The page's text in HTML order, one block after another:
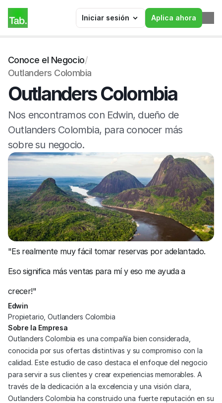
Iniciar sesión Aplica ahora
Conoce el Negocio/
Outlanders Colombia
Outlanders Colombia
Nos encontramos con Edwin, dueño de
Outlanders Colombia, para conocer más
sobre su negocio.
"Es realmente muy fácil tomar reservas por adelantado.
Eso significa más ventas para mí y eso me ayuda a
crecer!"
Edwin
Propietario, Outlanders Colombia
Sobre la Empresa
Outlanders Colombia es una compañía bien considerada,
conocida por sus ofertas distintivas y su compromiso con la
calidad. Este estudio de caso destaca el enfoque del negocio
para servir a sus clientes y crear experiencias memorables. A
través de la dedicación a la excelencia y una visión clara,
Outlanders Colombia ha construido una fuerte reputación en su